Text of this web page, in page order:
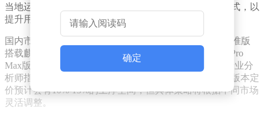
当地运营商合作预装特色服务，并支持更多国际支付方式，以
提升用户体验的连贯性。
国内市场方面，Pura 90系列已形成清晰的产品矩阵：标准版
搭载麒麟9010S芯片起售价4699元，Pro版（5499元）和Pro
Max版（6499元）则配备性能更强的麒麟9030S芯片。行业分
析师指出，考虑到关税、物流及本地化服务成本，海外版本定
价预计会有10%-15%的上浮空间，但具体策略将根据不同市场
灵活调整。
确定